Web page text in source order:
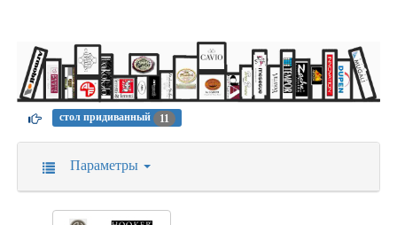
стол придиванный 11
Параметры